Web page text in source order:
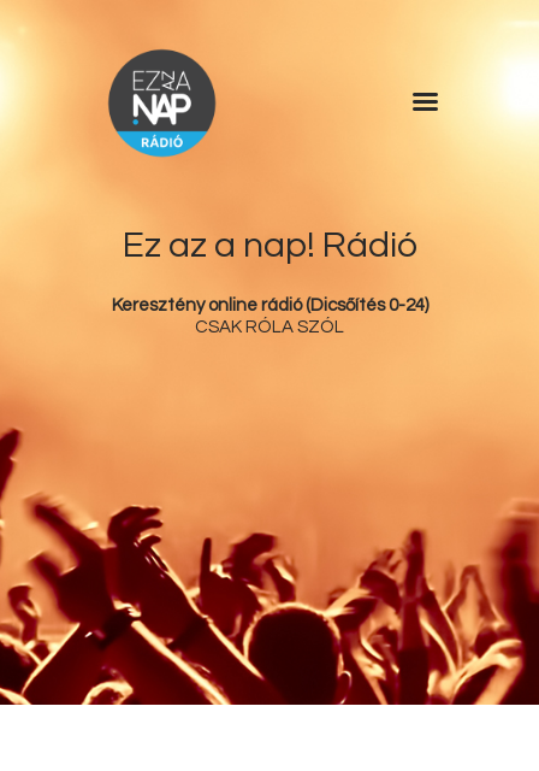
Ez az a nap! Rádió
Keresztény online rádió (Dicsőítés 0-24)
CSAK RÓLA SZÓL
Főoldal
Rólunk
Kapcsolat